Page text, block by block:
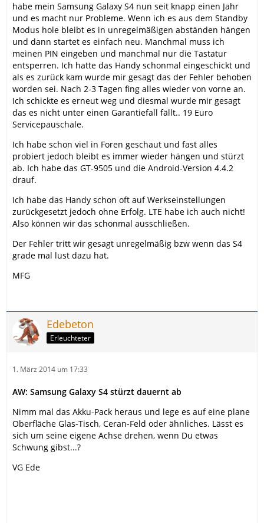
habe mein Samsung Galaxy S4 nun seit knapp einen Jahr
und es macht nur Probleme. Wenn ich es aus dem Standby
Modus hole bleibt es in unregelmäßigen abständen hängen
und dann startet es einfach neu. Manchmal muss ich
meinen PIN eingeben und manchmal nur die Tastatur
entsperren. Ich hatte das Handy schonmal eingeschickt und
als es zurück kam wurde mir gesagt das der Fehler behoben
worden sei. Nach 2-3 Tagen fing alles wieder von vorne an.
Ich schickte es erneut weg und diesmal wurde mir gesagt
das es nicht unter einen Garantiefall fällt.. 19 Euro
Servicepauschale.
Ich habe schon viel in Foren geschaut und fast alles
probiert jedoch bleibt es immer wieder hängen und stürzt
ab. Ich habe das GT-9505 und die Android-Version 4.4.2
drauf.
Ich habe das Handy schon oft auf Werkseinstellungen
zurückgesetzt jedoch ohne Erfolg. LTE habe ich auch nicht!
Also können wir das schonmal ausschließen.
Der Fehler tritt wir gesagt unregelmäßig bzw wenn das S4
grade mal lust dazu hat.
MFG
Edebeton
Erleuchteter
1. März 2014 um 17:33
AW: Samsung Galaxy S4 stürzt dauernt ab
Nimm mal das Akku-Pack heraus und lege es auf eine plane
Oberfläche Glas-Tisch, Ceran-Feld oder ähnliches. Lässt es
sich um seine eigene Achse drehen, wenn Du etwas
Schwung gibst...?
VG Ede